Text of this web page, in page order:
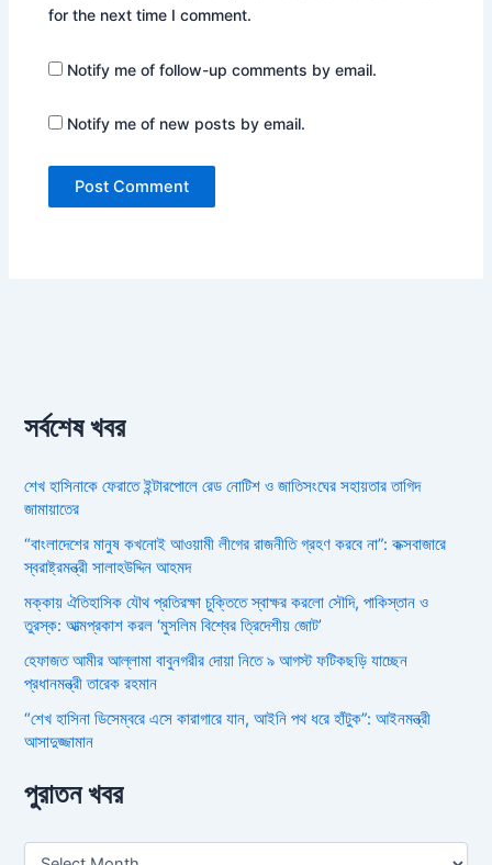
for the next time I comment.
Notify me of follow-up comments by email.
Notify me of new posts by email.
সর্বশেষ খবর
শেখ হাসিনাকে ফেরাতে ইন্টারপোলে রেড নোটিশ ও জাতিসংঘের সহায়তার তাগিদ
জামায়াতের
“বাংলাদেশের মানুষ কখনোই আওয়ামী লীগের রাজনীতি গ্রহণ করবে না”: কক্সবাজারে
স্বরাষ্ট্রমন্ত্রী সালাহউদ্দিন আহমদ
মক্কায় ঐতিহাসিক যৌথ প্রতিরক্ষা চুক্তিতে স্বাক্ষর করলো সৌদি, পাকিস্তান ও
তুরস্ক: আত্মপ্রকাশ করল ‘মুসলিম বিশ্বের ত্রিদেশীয় জোট’
হেফাজত আমীর আল্লামা বাবুনগরীর দোয়া নিতে ৯ আগস্ট ফটিকছড়ি যাচ্ছেন
প্রধানমন্ত্রী তারেক রহমান
“শেখ হাসিনা ডিসেম্বরে এসে কারাগারে যান, আইনি পথ ধরে হাঁটুক”: আইনমন্ত্রী
আসাদুজ্জামান
পুরাতন খবর